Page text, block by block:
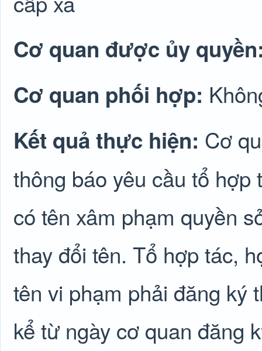
Cơ quan được ủy
Cơ quan phối hợp:
Kết quả thực hiện: Cơ
thông báo yêu cầu tổ
có tên xâm phạm quyền
thay đổi tên. Tổ hợp tác,
tên vi phạm phải đăng ký
kể từ ngày cơ quan đăng